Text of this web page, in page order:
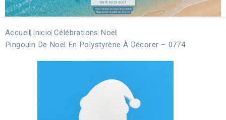
Accueil Inicio Célébrations Noël
Pingouin De Noël En Polystyrène À Décorer – 0774